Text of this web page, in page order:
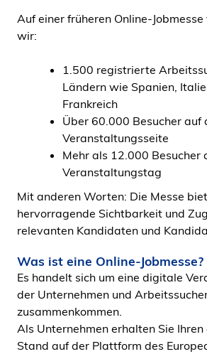
Auf einer früheren Online-
wir:
1.500 registrierte
Ländern wie Spanien,
Frankreich
Über 60.000 Besucher auf
Veranstaltungsseite
Mehr als 12.000 Besucher
Veranstaltungstag
Mit anderen Worten: Die Messe
hervorragende Sichtbarkeit und
relevanten Kandidaten und
Was ist eine Online-Jobmesse?
Es handelt sich um eine digitale
der Unternehmen und
zusammenkommen.
Als Unternehmen erhalten Sie
Stand auf der Plattform des